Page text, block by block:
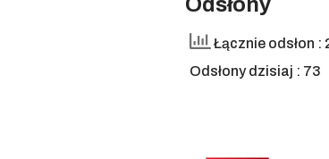
Łącznie odsłon :
Odsłony dzisiaj : 73